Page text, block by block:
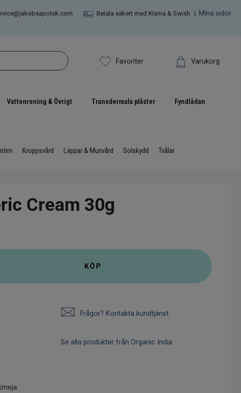
Betala säkert med Klarna & Swish | Mina sidor
Favoriter Varukorg
Vattenrening & Övrigt Transdermala plåster Fyndlådan
Intim Kroppsvård Läppar & Munvård Solskydd Tvålar
Cream 30g
KÖP
Frågor? Kontakta kundtjänst
Se alla produkter från Organic India